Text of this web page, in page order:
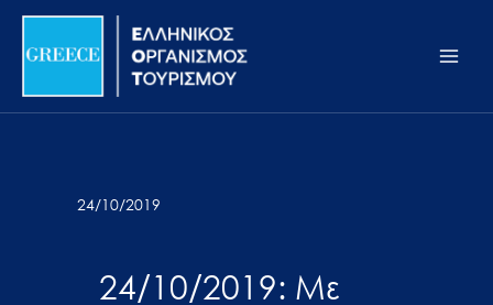
Σημείωση:
ιστότοπος
προσβασιμότητας.
Μετάβαση
περιεχόμενο
24/10/2019
24/10/2019: Με